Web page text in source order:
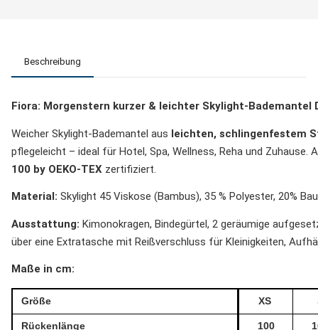
Beschreibung
Fiora: Morgenstern kurzer & leichter Skylight-Bademantel
Weicher Skylight-Bademantel aus leichten, schlingenfestem
pflegeleicht – ideal für Hotel, Spa, Wellness, Reha und
100 by OEKO-TEX zertifiziert.
Material: Skylight 45 Viskose (Bambus), 35 % Polyester, 20%
Ausstattung: Kimonokragen, Bindegürtel, 2 geräumige
über eine Extratasche mit Reißverschluss für Kleinigkeiten,
Maße in cm:
Größe XS
Rückenlänge 100